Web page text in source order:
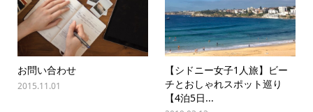
お問い合わせ
2015.11.01
【シドニー女子1人旅】ビー
チとおしゃれスポット巡り
【4泊5日...